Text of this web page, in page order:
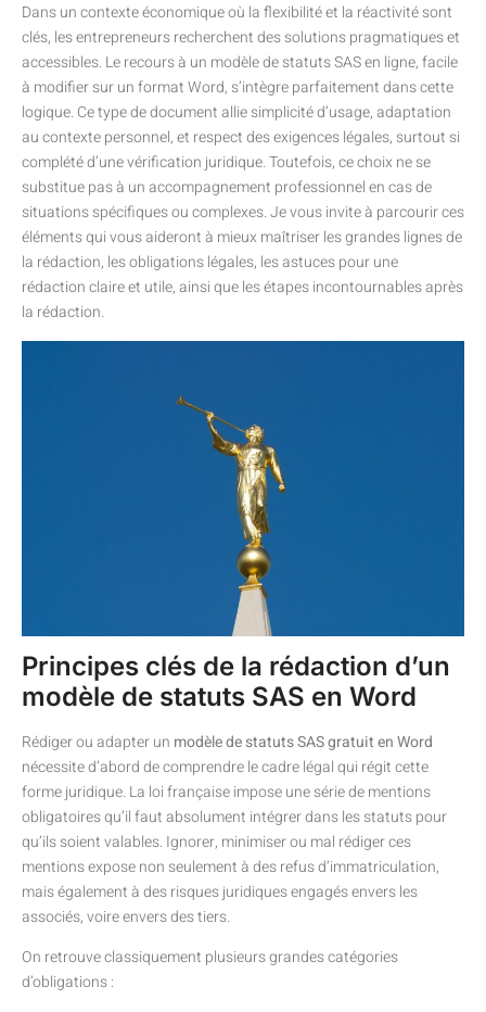
Dans un contexte économique où la flexibilité et la réactivité sont
clés, les entrepreneurs recherchent des solutions pragmatiques et
accessibles. Le recours à un modèle de statuts SAS en ligne, facile
à modifier sur un format Word, s’intègre parfaitement dans cette
logique. Ce type de document allie simplicité d’usage, adaptation
au contexte personnel, et respect des exigences légales, surtout si
complété d’une vérification juridique. Toutefois, ce choix ne se
substitue pas à un accompagnement professionnel en cas de
situations spécifiques ou complexes. Je vous invite à parcourir ces
éléments qui vous aideront à mieux maîtriser les grandes lignes de
la rédaction, les obligations légales, les astuces pour une
rédaction claire et utile, ainsi que les étapes incontournables après
la rédaction.
Principes clés de la rédaction d’un
modèle de statuts SAS en Word
Rédiger ou adapter un modèle de statuts SAS gratuit en Word
nécessite d’abord de comprendre le cadre légal qui régit cette
forme juridique. La loi française impose une série de mentions
obligatoires qu’il faut absolument intégrer dans les statuts pour
qu’ils soient valables. Ignorer, minimiser ou mal rédiger ces
mentions expose non seulement à des refus d’immatriculation,
mais également à des risques juridiques engagés envers les
associés, voire envers des tiers.
On retrouve classiquement plusieurs grandes catégories
d’obligations :